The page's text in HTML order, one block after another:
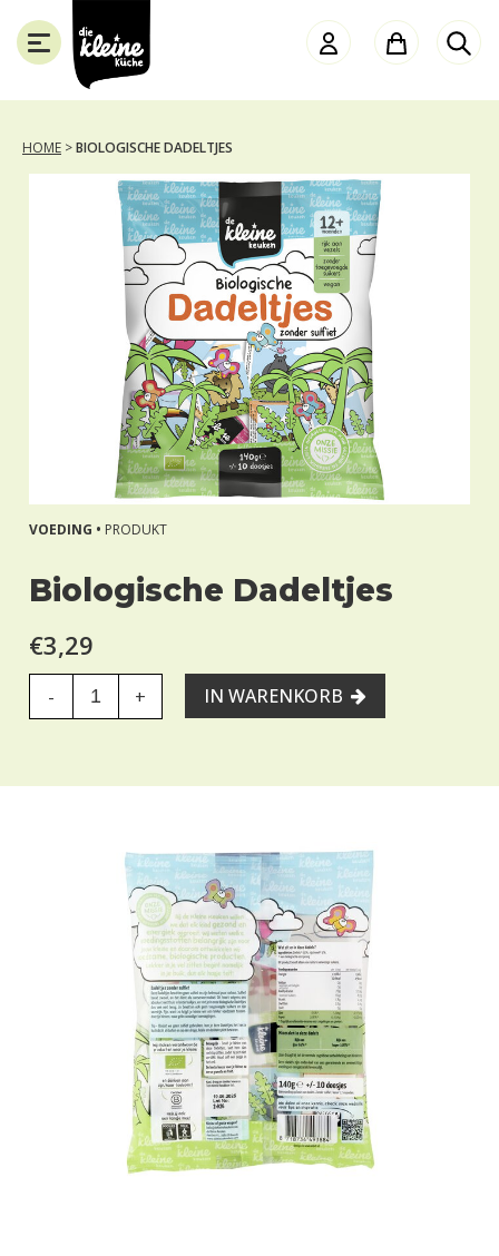
Die
Kleine
Küche
SLUITEN
HOME >BIOLOGISCHE DADELTJES
VOEDING • PRODUKT
Biologische Dadeltjes
€3,29
- + IN WARENKORB